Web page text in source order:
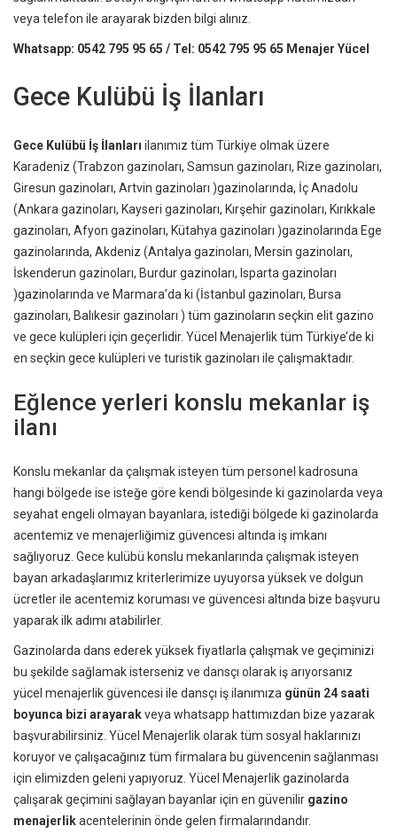
veya telefon ile arayarak bizden bilgi alınız.
Whatsapp: 0542 795 95 65 / Tel: 0542 795 95 65 Menajer Yücel
Gece Kulübü İş İlanları
Gece Kulübü İş İlanları ilanımız tüm Türkiye olmak üzere
Karadeniz (Trabzon gazinoları, Samsun gazinoları, Rize gazinoları,
Giresun gazinoları, Artvin gazinoları )gazinolarında, İç Anadolu
(Ankara gazinoları, Kayseri gazinoları, Kırşehir gazinoları, Kırıkkale
gazinoları, Afyon gazinoları, Kütahya gazinoları )gazinolarında Ege
gazinolarında, Akdeniz (Antalya gazinoları, Mersin gazinoları,
İskenderun gazinoları, Burdur gazinoları, Isparta gazinoları
)gazinolarında ve Marmara’da ki (İstanbul gazinoları, Bursa
gazinoları, Balıkesir gazinoları ) tüm gazinoların seçkin elit gazino
ve gece kulüpleri için geçerlidir. Yücel Menajerlik tüm Türkiye’de ki
en seçkin gece kulüpleri ve turistik gazinoları ile çalışmaktadır.
Eğlence yerleri konslu mekanlar iş
ilanı
Konslu mekanlar da çalışmak isteyen tüm personel kadrosuna
hangi bölgede ise isteğe göre kendi bölgesinde ki gazinolarda veya
seyahat engeli olmayan bayanlara, istediği bölgede ki gazinolarda
acentemiz ve menajerliğimiz güvencesi altında iş imkanı
sağlıyoruz. Gece kulübü konslu mekanlarında çalışmak isteyen
bayan arkadaşlarımız kriterlerimize uyuyorsa yüksek ve dolgun
ücretler ile acentemiz koruması ve güvencesi altında bize başvuru
yaparak ilk adımı atabilirler.
Gazinolarda dans ederek yüksek fiyatlarla çalışmak ve geçiminizi
bu şekilde sağlamak isterseniz ve dansçı olarak iş arıyorsanız
yücel menajerlik güvencesi ile dansçı iş ilanımıza günün 24 saati
boyunca bizi arayarakveya whatsapp hattımızdan bize yazarak
başvurabilirsiniz. Yücel Menajerlik olarak tüm sosyal haklarınızı
koruyor ve çalışacağınız tüm firmalara bu güvencenin sağlanması
için elimizden geleni yapıyoruz. Yücel Menajerlik gazinolarda
çalışarak geçimini sağlayan bayanlar için en güvenilir gazino
menajerlikacentelerinin önde gelen firmalarındandır.